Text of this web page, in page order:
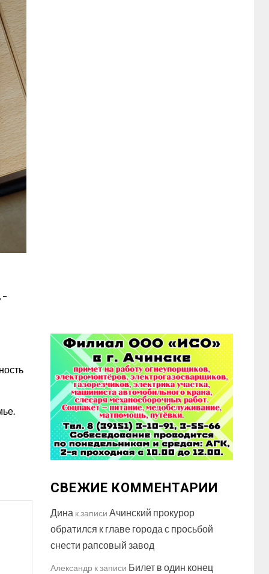
СВЕЖИЕ КОММЕНТАРИИ
Дина к записи Ачинский прокурор
обратился к главе города с просьбой
снести рапсовый завод
Александр к записи Билет в один конец